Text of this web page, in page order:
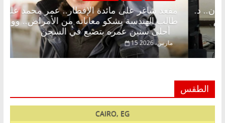
مقعد شاغر على
طالب الهندسة
أحلى سنين عمره بتضيع في السجن
15 مارس، 2026
الإفطار وبلكونة بلا زينة رمضان.. د.
خبير اقتصادي في انتظار حلم
الطقس
CAIRO, EG